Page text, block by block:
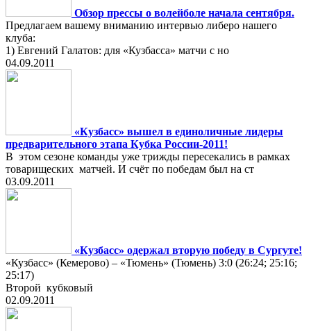
Обзор прессы о волейболе начала сентября.
Предлагаем вашему вниманию интервью либеро нашего
клуба:
1) Евгений Галатов: для «Кузбасса» матчи с но
04.09.2011
«Кузбасс» вышел в единоличные лидеры
предварительного этапа Кубка России-2011!
В этом сезоне команды уже трижды пересекались в рамках
товарищеских матчей. И счёт по победам был на ст
03.09.2011
«Кузбасс» одержал вторую победу в Сургуте!
«Кузбасс» (Кемерово) – «Тюмень» (Тюмень) 3:0 (26:24; 25:16;
25:17)
Второй кубковый
02.09.2011